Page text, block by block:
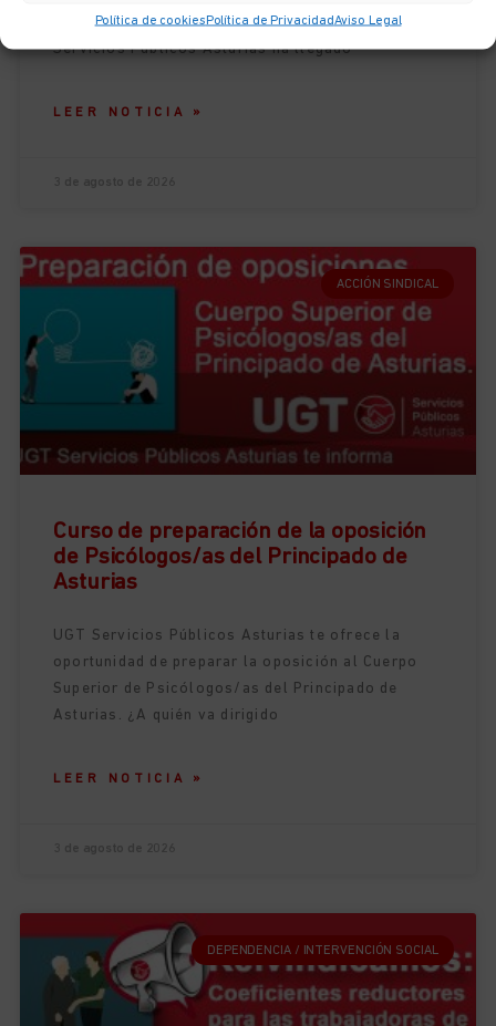
Política de cookies Política de PrivacidadAviso Legal
Educador/a del Principado de Asturias. UGT
Servicios Públicos Asturias ha llegado
LEER NOTICIA »
ACCIÓN SINDICAL
Curso de preparación de la oposición
de Psicólogos/as del Principado de
Asturias
UGT Servicios Públicos Asturias te ofrece la
oportunidad de preparar la oposición al Cuerpo
Superior de Psicólogos/as del Principado de
Asturias. ¿A quién va dirigido
LEER NOTICIA »
DEPENDENCIA / INTERVENCIÓN SOCIAL